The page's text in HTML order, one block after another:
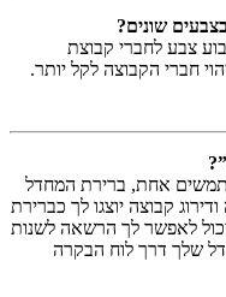
שונים?
צבע לחברי קבוצת
חברי הקבוצה לקל יותר.
אחת, ברירת המחדל
קבוצה יוצגו לך כברירת
לאפשר לך הרשאה לשנות
שלך דרך לוח הבקרה